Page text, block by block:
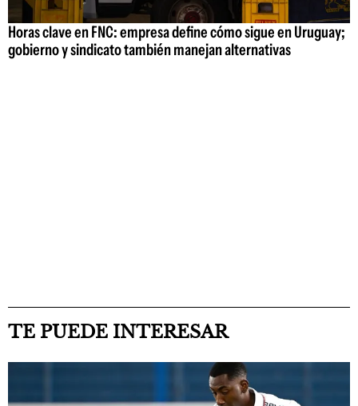
Horas clave en FNC: empresa define cómo sigue en Uruguay;
gobierno y sindicato también manejan alternativas
TE PUEDE INTERESAR